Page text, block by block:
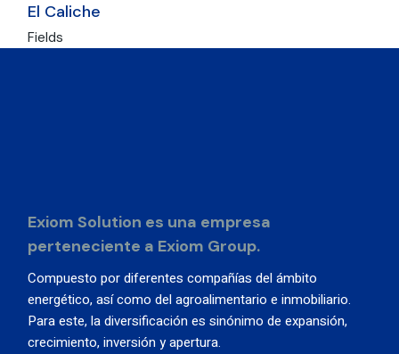
El Caliche
Fields
Exiom Solution es una empresa
perteneciente a Exiom Group.
Compuesto por diferentes compañías del ámbito
energético, así como del agroalimentario e inmobiliario.
Para este, la diversificación es sinónimo de expansión,
crecimiento, inversión y apertura.